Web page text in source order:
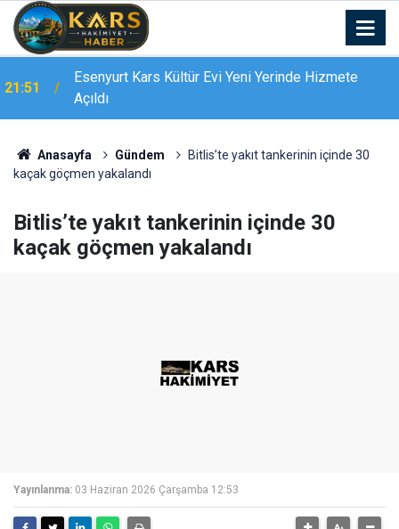
Esenyurt Kars Kültür Evi Yeni Yerinde Hizmete
Açıldı
21:19
Bingöl’de 16 dairelik bina alevlere teslim oldu:
Mahsur kalanları itfaiye merdivenle kurtardı
Anasayfa Gündem
Bitlis’te yakıt tankerinin içinde 30
kaçak göçmen yakalandı
Bitlis’te yakıt tankerinin içinde 30
kaçak göçmen yakalandı
Yayınlanma: 03 Haziran 2026 Çarşamba 12:53